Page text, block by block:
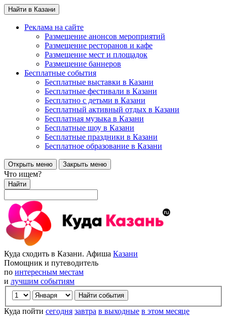
Найти в Казани
Реклама на сайте
Размещение анонсов мероприятий
Размещение ресторанов и кафе
Размещение мест и площадок
Размещение баннеров
Бесплатные события
Бесплатные выставки в Казани
Бесплатные фестивали в Казани
Бесплатно с детьми в Казани
Бесплатный активный отдых в Казани
Бесплатная музыка в Казани
Бесплатные шоу в Казани
Бесплатные праздники в Казани
Бесплатное образование в Казани
Открыть меню Закрыть меню
Что ищем?
Найти
Куда сходить в Казани. Афиша Казани
Помощник и путеводитель
по интересным местам
и лучшим событиям
Куда пойти сегодня завтра в выходные в этом месяце